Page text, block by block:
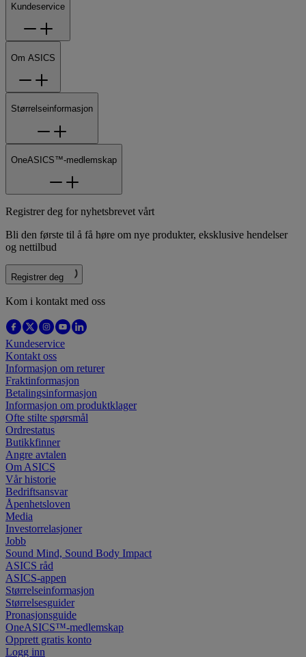
Kundeservice
Om ASICS
Størrelseinformasjon
OneASICS™-medlemskap
Registrer deg for nyhetsbrevet vårt
Bli den første til å få høre om nye produkter, eksklusive hendelser
og nettilbud
Registrer deg
Kom i kontakt med oss
Kundeservice
Kontakt oss
Informasjon om returer
Fraktinformasjon
Betalingsinformasjon
Informasjon om produktklager
Ofte stilte spørsmål
Ordrestatus
Butikkfinner
Angre avtalen
Om ASICS
Vår historie
Bedriftsansvar
Åpenhetsloven
Media
Investorrelasjoner
Jobb
Sound Mind, Sound Body Impact
ASICS råd
ASICS-appen
Størrelseinformasjon
Størrelsesguider
Pronasjonsguide
OneASICS™-medlemskap
Opprett gratis konto
Logg inn